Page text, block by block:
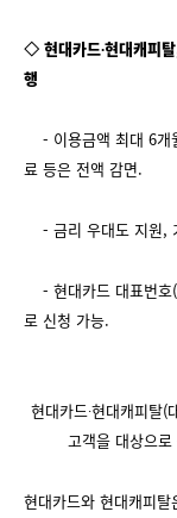
◇ 현대카드∙현대캐피
행
- 이용금액 최대 6개
료 등은 전액 감면.
- 금리 우대도 지원,
- 현대카드 대표번호
로 신청 가능.
현대카드∙현대캐피탈
고객을 대상으
현대카드와 현대캐피